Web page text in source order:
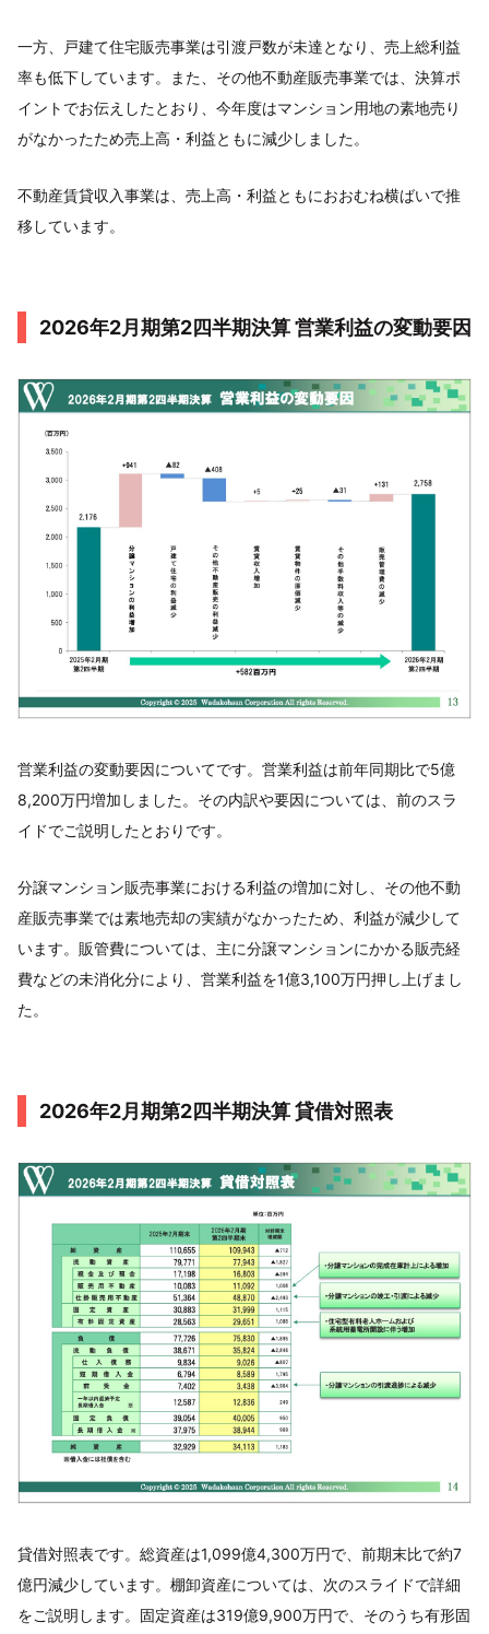
一方、戸建て住宅販売事業は引渡戸数が未達となり、売上総利益
率も低下しています。また、その他不動産販売事業では、決算ポ
イントでお伝えしたとおり、今年度はマンション用地の素地売り
がなかったため売上高・利益ともに減少しました。
不動産賃貸収入事業は、売上高・利益ともにおおむね横ばいで推
移しています。
2026年2月期第2四半期決算 営業利益の変動要因
営業利益の変動要因についてです。営業利益は前年同期比で5億
8,200万円増加しました。その内訳や要因については、前のスラ
イドでご説明したとおりです。
分譲マンション販売事業における利益の増加に対し、その他不動
産販売事業では素地売却の実績がなかったため、利益が減少して
います。販管費については、主に分譲マンションにかかる販売経
費などの未消化分により、営業利益を1億3,100万円押し上げまし
た。
2026年2月期第2四半期決算 貸借対照表
貸借対照表です。総資産は1,099億4,300万円で、前期末比で約7
億円減少しています。棚卸資産については、次のスライドで詳細
をご説明します。固定資産は319億9,900万円で、そのうち有形固